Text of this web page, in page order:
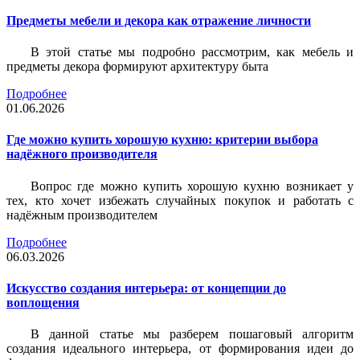
Предметы мебели и декора как отражение личности
В этой статье мы подробно рассмотрим, как мебель и
предметы декора формируют архитектуру быта
Подробнее
01.06.2026
Где можно купить хорошую кухню: критерии выбора
надёжного производителя
Вопрос где можно купить хорошую кухню возникает у
тех, кто хочет избежать случайных покупок и работать с
надёжным производителем
Подробнее
06.03.2026
Искусство создания интерьера: от концепции до
воплощения
В данной статье мы разберем пошаговый алгоритм
создания идеального интерьера, от формирования идеи до